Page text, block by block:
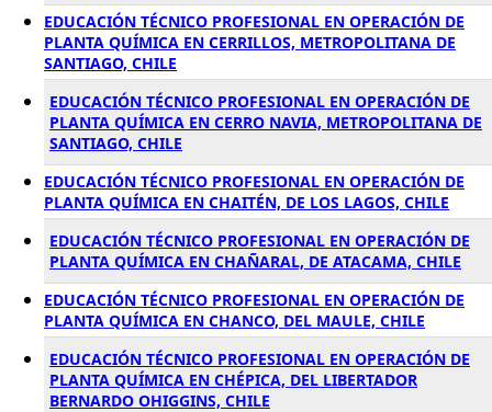
EDUCACIÓN TÉCNICO PROFESIONAL EN OPERACIÓN DE
PLANTA QUÍMICA EN CERRILLOS, METROPOLITANA DE
SANTIAGO, CHILE
EDUCACIÓN TÉCNICO PROFESIONAL EN OPERACIÓN DE
PLANTA QUÍMICA EN CERRO NAVIA, METROPOLITANA DE
SANTIAGO, CHILE
EDUCACIÓN TÉCNICO PROFESIONAL EN OPERACIÓN DE
PLANTA QUÍMICA EN CHAITÉN, DE LOS LAGOS, CHILE
EDUCACIÓN TÉCNICO PROFESIONAL EN OPERACIÓN DE
PLANTA QUÍMICA EN CHAÑARAL, DE ATACAMA, CHILE
EDUCACIÓN TÉCNICO PROFESIONAL EN OPERACIÓN DE
PLANTA QUÍMICA EN CHANCO, DEL MAULE, CHILE
EDUCACIÓN TÉCNICO PROFESIONAL EN OPERACIÓN DE
PLANTA QUÍMICA EN CHÉPICA, DEL LIBERTADOR
BERNARDO OHIGGINS, CHILE